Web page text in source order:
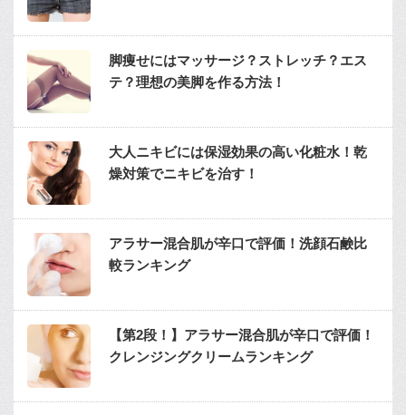
脚痩せにはマッサージ？ストレッチ？エス
テ？理想の美脚を作る方法！
大人ニキビには保湿効果の高い化粧水！乾
燥対策でニキビを治す！
アラサー混合肌が辛口で評価！洗顔石鹸比
較ランキング
【第2段！】アラサー混合肌が辛口で評価！
クレンジングクリームランキング